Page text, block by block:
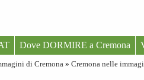
Dove DORMIRE a Cremona
di Cremona » Cremona nelle